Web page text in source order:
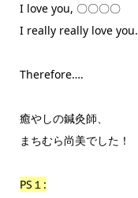
I love you, 〇〇〇〇
I really really love you.
Therefore….
癒やしの鍼灸師、
まちむら尚美でした！
PS１: